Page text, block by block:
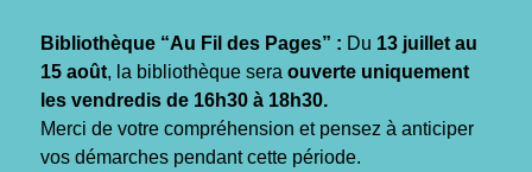
Bibliothèque “Au Fil des Pages” : Du 13 juillet au
15 août, la bibliothèque sera ouverte uniquement
les vendredis de 16h30 à 18h30.
Merci de votre compréhension et pensez à anticiper
vos démarches pendant cette période.